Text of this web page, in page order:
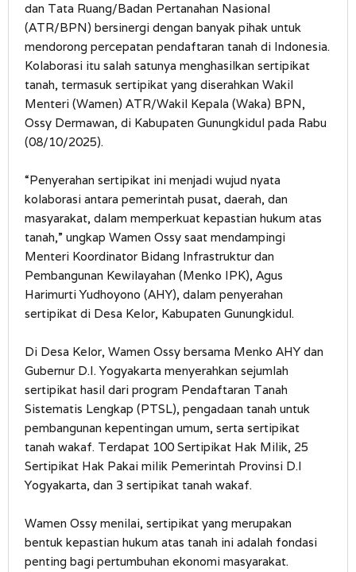
dan Tata Ruang/Badan Pertanahan Nasional
(ATR/BPN) bersinergi dengan banyak pihak untuk
mendorong percepatan pendaftaran tanah di Indonesia.
Kolaborasi itu salah satunya menghasilkan sertipikat
tanah, termasuk sertipikat yang diserahkan Wakil
Menteri (Wamen) ATR/Wakil Kepala (Waka) BPN,
Ossy Dermawan, di Kabupaten Gunungkidul pada Rabu
(08/10/2025).
“Penyerahan sertipikat ini menjadi wujud nyata
kolaborasi antara pemerintah pusat, daerah, dan
masyarakat, dalam memperkuat kepastian hukum atas
tanah,” ungkap Wamen Ossy saat mendampingi
Menteri Koordinator Bidang Infrastruktur dan
Pembangunan Kewilayahan (Menko IPK), Agus
Harimurti Yudhoyono (AHY), dalam penyerahan
sertipikat di Desa Kelor, Kabupaten Gunungkidul.
Di Desa Kelor, Wamen Ossy bersama Menko AHY dan
Gubernur D.I. Yogyakarta menyerahkan sejumlah
sertipikat hasil dari program Pendaftaran Tanah
Sistematis Lengkap (PTSL), pengadaan tanah untuk
pembangunan kepentingan umum, serta sertipikat
tanah wakaf. Terdapat 100 Sertipikat Hak Milik, 25
Sertipikat Hak Pakai milik Pemerintah Provinsi D.I
Yogyakarta, dan 3 sertipikat tanah wakaf.
Wamen Ossy menilai, sertipikat yang merupakan
bentuk kepastian hukum atas tanah ini adalah fondasi
penting bagi pertumbuhan ekonomi masyarakat.